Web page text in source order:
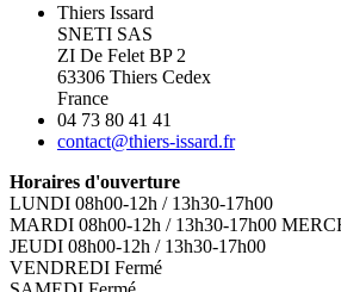
Thiers Issard
SNETI SAS
ZI De Felet BP 2
63306 Thiers Cedex
France
04 73 80 41 41
contact@thiers-issard.fr
Horaires d'ouverture
LUNDI 08h00-12h / 13h30-17h00
MARDI 08h00-12h / 13h30-17h00
JEUDI 08h00-12h / 13h30-17h00
VENDREDI Fermé